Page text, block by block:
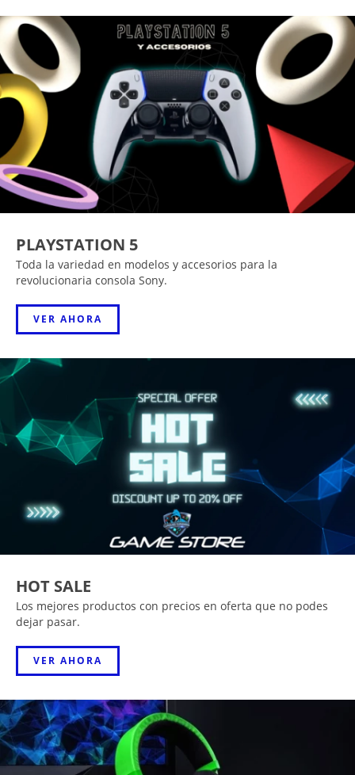
PLAYSTATION 5
Toda la variedad en modelos y accesorios para la
revolucionaria consola Sony.
VER AHORA
HOT SALE
Los mejores productos con precios en oferta que no podes
dejar pasar.
VER AHORA